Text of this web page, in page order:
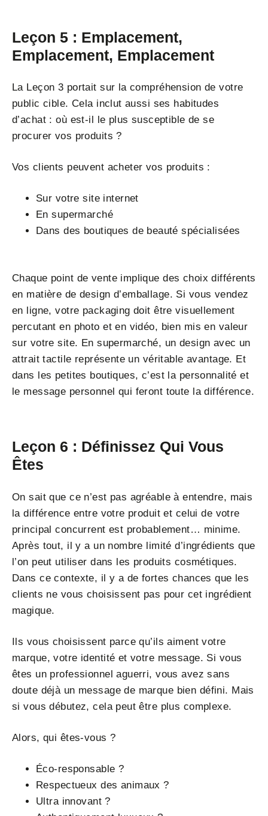
Leçon 5 : Emplacement,
Emplacement, Emplacement
La Leçon 3 portait sur la compréhension de votre
public cible. Cela inclut aussi ses habitudes
d’achat : où est-il le plus susceptible de se
procurer vos produits ?
Vos clients peuvent acheter vos produits :
Sur votre site internet
En supermarché
Dans des boutiques de beauté spécialisées
Chaque point de vente implique des choix différents
en matière de design d’emballage. Si vous vendez
en ligne, votre packaging doit être visuellement
percutant en photo et en vidéo, bien mis en valeur
sur votre site. En supermarché, un design avec un
attrait tactile représente un véritable avantage. Et
dans les petites boutiques, c’est la personnalité et
le message personnel qui feront toute la différence.
Leçon 6 : Définissez Qui Vous
Êtes
On sait que ce n’est pas agréable à entendre, mais
la différence entre votre produit et celui de votre
principal concurrent est probablement… minime.
Après tout, il y a un nombre limité d’ingrédients que
l’on peut utiliser dans les produits cosmétiques.
Dans ce contexte, il y a de fortes chances que les
clients ne vous choisissent pas pour cet ingrédient
magique.
Ils vous choisissent parce qu’ils aiment votre
marque, votre identité et votre message. Si vous
êtes un professionnel aguerri, vous avez sans
doute déjà un message de marque bien défini. Mais
si vous débutez, cela peut être plus complexe.
Alors, qui êtes-vous ?
Éco-responsable ?
Respectueux des animaux ?
Ultra innovant ?